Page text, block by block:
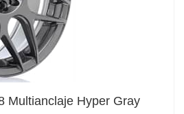
Multianclaje Hyper Gray